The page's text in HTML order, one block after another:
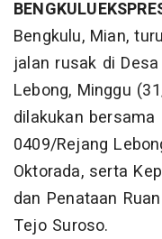
Bengkulu, Mian,
jalan rusak di
Lebong, Minggu
dilakukan
0409/Rejang
Oktorada, serta
dan Penataan
Tejo Suroso.